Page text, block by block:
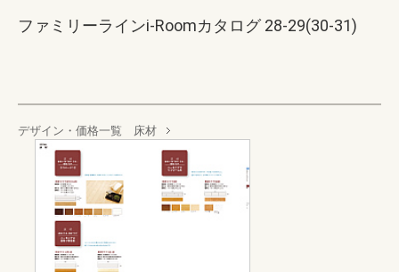
ファミリーラインi-Roomカタログ 28-29(30-31)
デザイン・価格一覧 床材